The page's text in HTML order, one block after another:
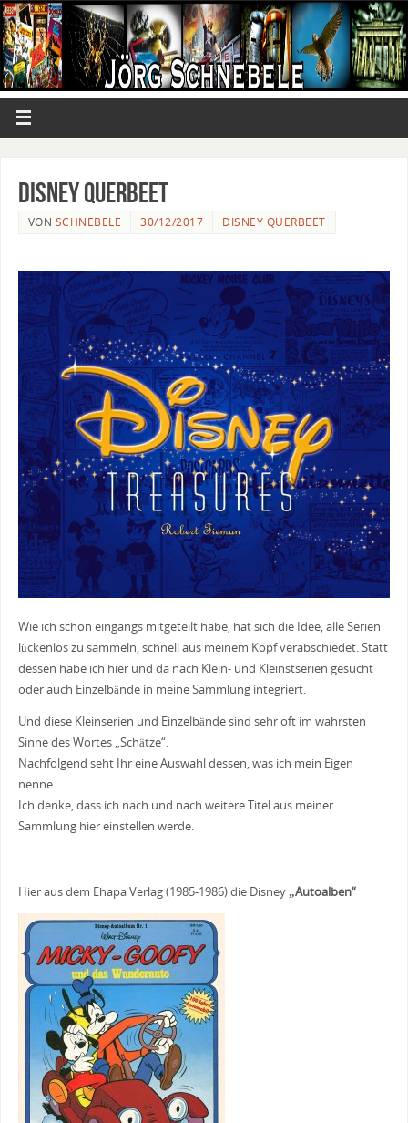
Disney Querbeet
VON SCHNEBELE 30/12/2017 DISNEY QUERBEET
Wie ich schon eingangs mitgeteilt habe, hat sich die Idee, alle Serien
lückenlos zu sammeln, schnell aus meinem Kopf verabschiedet. Statt
dessen habe ich hier und da nach Klein- und Kleinstserien gesucht
oder auch Einzelbände in meine Sammlung integriert.
Und diese Kleinserien und Einzelbände sind sehr oft im wahrsten
Sinne des Wortes „Schätze“.
Nachfolgend seht Ihr eine Auswahl dessen, was ich mein Eigen
nenne.
Ich denke, dass ich nach und nach weitere Titel aus meiner
Sammlung hier einstellen werde.
Hier aus dem Ehapa Verlag (1985-1986) die Disney„Autoalben“